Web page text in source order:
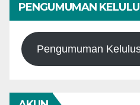
PENGUMUMAN
Pengumuman